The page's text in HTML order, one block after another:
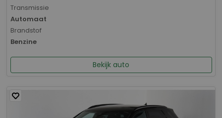
Transmissie
Automaat
Brandstof
Benzine
Bekijk auto